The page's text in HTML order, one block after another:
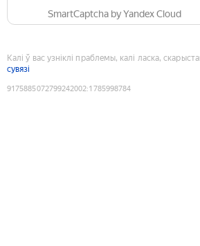
SmartCaptcha by Yandex Cloud
Калі ў вас узніклі праблемы, калі ласка,
сувязі
9175885072799242002:1785998784